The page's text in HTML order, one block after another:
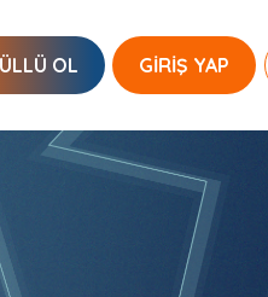
OL GİRİŞ YAP